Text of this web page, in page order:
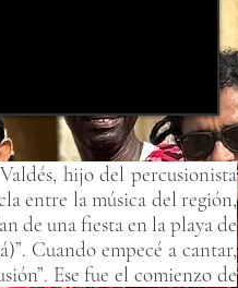
hijo del percusionista
entre la música del región,
de una fiesta en la playa de
Cuando empecé a cantar,
Ese fue el comienzo de